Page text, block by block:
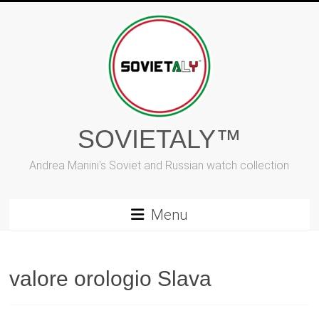
SOVIETALY™
Andrea Manini's Soviet and Russian watch collection
Menu
valore orologio Slava